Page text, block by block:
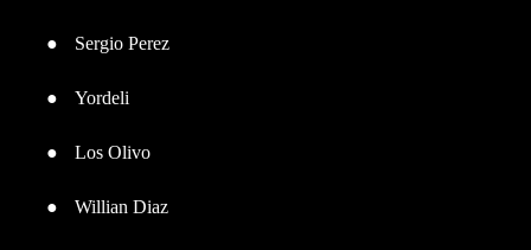
● Sergio Perez
● Yordeli
● Los Olivo
● Willian Diaz